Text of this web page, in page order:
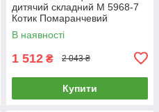
дитячий складний M 5968-7
Котик Помаранчевий
В наявності
1 512 ₴ 2 043 ₴
Купити